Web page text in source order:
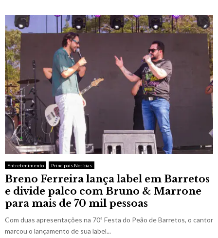
Entretenimento Principais Notícias
Breno Ferreira lança label em Barretos
e divide palco com Bruno & Marrone
para mais de 70 mil pessoas
Com duas apresentações na 70ª Festa do Peão de Barretos, o cantor
marcou o lançamento de sua label...